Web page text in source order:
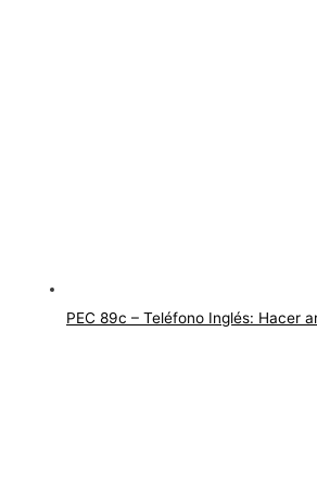
PEC 89c – Teléfono Inglés: Hacer